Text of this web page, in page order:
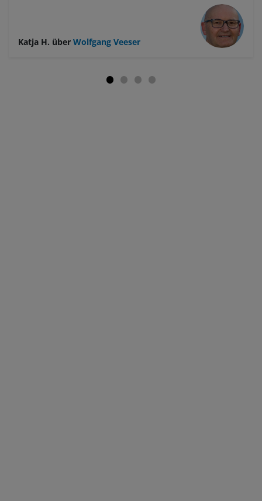
Bildbearbeitung, morgens um 3:45 konnte man
sich treffen – es war jedem freigestellt, ob er
mitkommen möchte oder nicht. Es war gut, dass er
aus in der Gegend, das war wunderbar – er zeigte
Katja H. über Wolfgang Veeser